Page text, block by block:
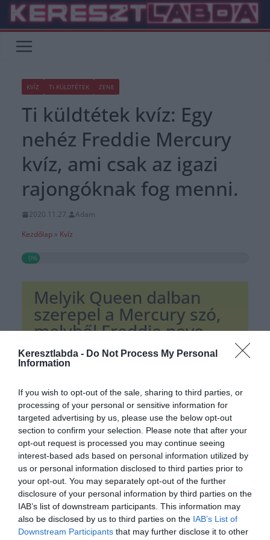
Keresztlabda - Do Not Process My Personal
Information
If you wish to opt-out of the sale, sharing to third parties, or
processing of your personal or sensitive information for
targeted advertising by us, please use the below opt-out
section to confirm your selection. Please note that after your
opt-out request is processed you may continue seeing
interest-based ads based on personal information utilized by
us or personal information disclosed to third parties prior to
your opt-out. You may separately opt-out of the further
disclosure of your personal information by third parties on the
IAB’s list of downstream participants. This information may
also be disclosed by us to third parties on the IAB’s List of
Downstream Participants that may further disclose it to other
Skip
content
KVÍZ TI KÜLDTÉTEK ZENE
Ti küldtétek kvíz: Egy
nehéz Freddie Mercury
kvíz, ami csak az igazi
rajongóknak fog menni.
2020.11.27.
Adam
Kezdőlap » Kvíz
0%
Melyik Queen dalban
szerepel a Mercury szó,
melyből Freddie neve
első felét képzi?
My Fairy King
Crazy Little Thing Called Love
Bohemian Rapsody
Ha érdekelnek további kvízek ittmegtalálod őket, illetve
csatlakozhatszFacebookcsoportunkhoz is.
Mielőtt belépsz ne felejtsd el megosztani barátaiddal az